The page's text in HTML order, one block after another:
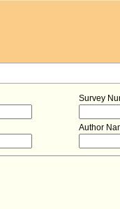
Survey
Author